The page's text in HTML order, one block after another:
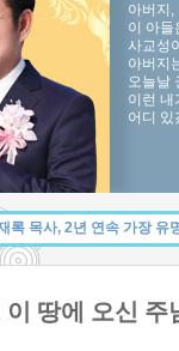
아버지,
이 아들
사교성
아버지
오늘날
이런 내
어디 있
땅에 오신